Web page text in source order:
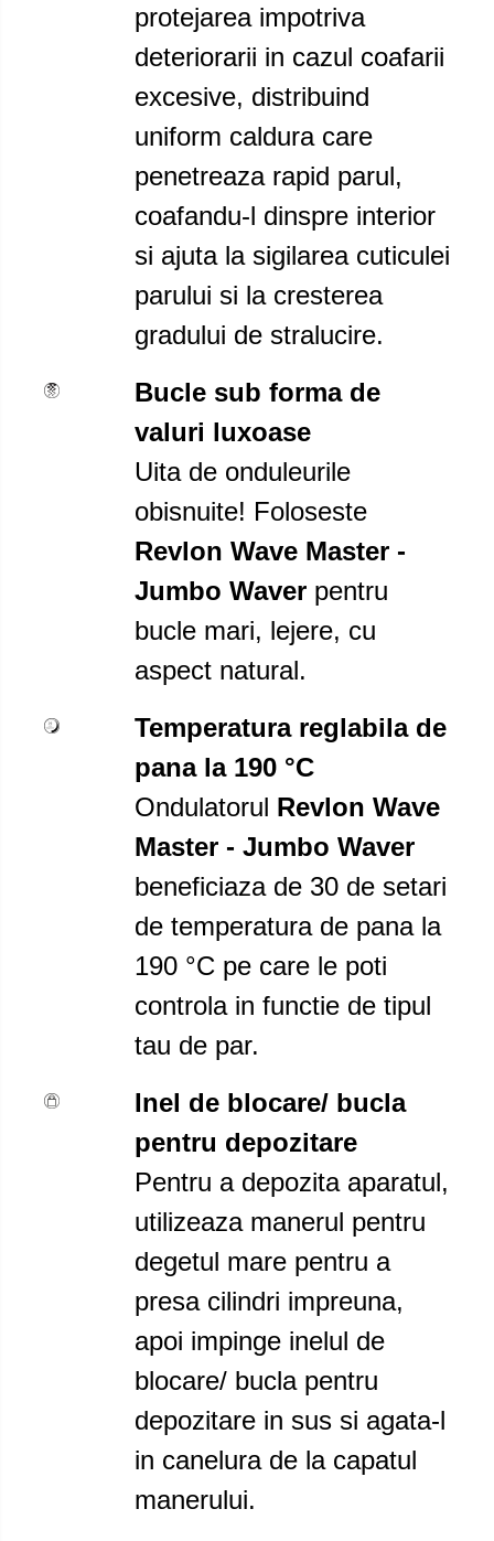
protejarea impotriva
deteriorarii in cazul coafarii
excesive, distribuind
uniform caldura care
penetreaza rapid parul,
coafandu-l dinspre interior
si ajuta la sigilarea cuticulei
parului si la cresterea
gradului de stralucire.
Bucle sub forma de
valuri luxoase
Uita de onduleurile
obisnuite! Foloseste
Revlon Wave Master -
Jumbo Waver pentru
bucle mari, lejere, cu
aspect natural.
Temperatura reglabila de
pana la 190 °C
Ondulatorul Revlon Wave
Master - Jumbo Waver
beneficiaza de 30 de setari
de temperatura de pana la
190 °C pe care le poti
controla in functie de tipul
tau de par.
Inel de blocare/ bucla
pentru depozitare
Pentru a depozita aparatul,
utilizeaza manerul pentru
degetul mare pentru a
presa cilindri impreuna,
apoi impinge inelul de
blocare/ bucla pentru
depozitare in sus si agata-l
in canelura de la capatul
manerului.